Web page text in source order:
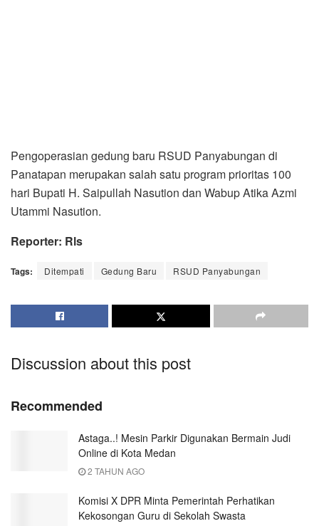
Pengoperasian gedung baru RSUD Panyabungan di
Panatapan merupakan salah satu program prioritas 100
hari Bupati H. Saipullah Nasution dan Wabup Atika Azmi
Utammi Nasution.
Reporter: Rls
Tags: Ditempati Gedung Baru RSUD Panyabungan
Discussion about this post
Recommended
Astaga..! Mesin Parkir Digunakan Bermain Judi
Online di Kota Medan
2 TAHUN AGO
Komisi X DPR Minta Pemerintah Perhatikan
Kekosongan Guru di Sekolah Swasta